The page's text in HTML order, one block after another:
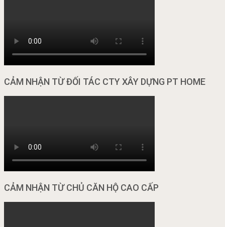
CẢM NHẬN TỪ ĐỐI TÁC CTY XÂY DỰNG PT HOME
CẢM NHẬN TỪ CHỦ CĂN HỘ CAO CẤP